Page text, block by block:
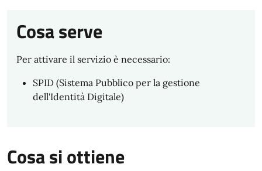
Cosa serve
Per attivare il servizio è necessario:
SPID (Sistema Pubblico per la gestione
dell'Identità Digitale)
Cosa si ottiene